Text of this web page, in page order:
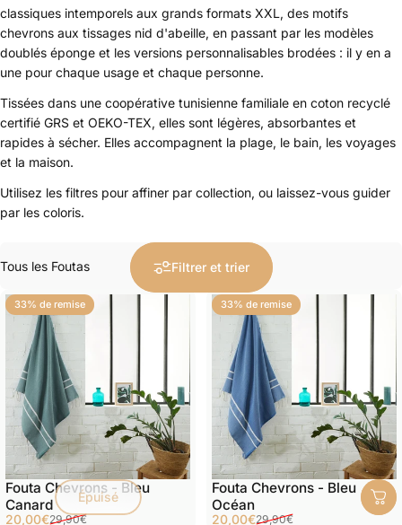
classiques intemporels aux grands formats XXL, des motifs
chevrons aux tissages nid d'abeille, en passant par les modèles
doublés éponge et les versions personnalisables brodées : il y en a
une pour chaque usage et chaque personne.
Tissées dans une coopérative tunisienne familiale en coton recyclé
certifié GRS et OEKO-TEX, elles sont légères, absorbantes et
rapides à sécher. Elles accompagnent la plage, le bain, les voyages
et la maison.
Utilisez les filtres pour affiner par collection, ou laissez-vous guider
par les coloris.
Filtrer et trier
33% de remise
Épuisé
Fouta Chevrons - Bleu
Canard
Prix promotionnel
20,00€
Prix habituel
29,90€
33% de remise
Fouta Chevrons - Bleu
Océan
Prix promotionnel
20,00€
Prix habituel
29,90€